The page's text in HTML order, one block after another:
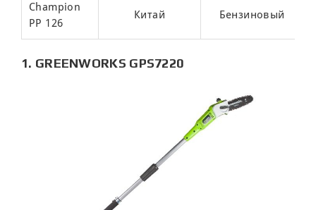
Champion
PP 126
Китай Бензиновый
1. GREENWORKS GPS7220